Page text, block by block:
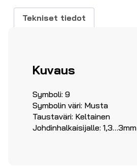
Tekniset tiedot
Kuvaus
Symboli: 9
Symbolin väri: Musta
Taustaväri: Keltainen
Johdinhalkaisijalle: 1,3…3mm